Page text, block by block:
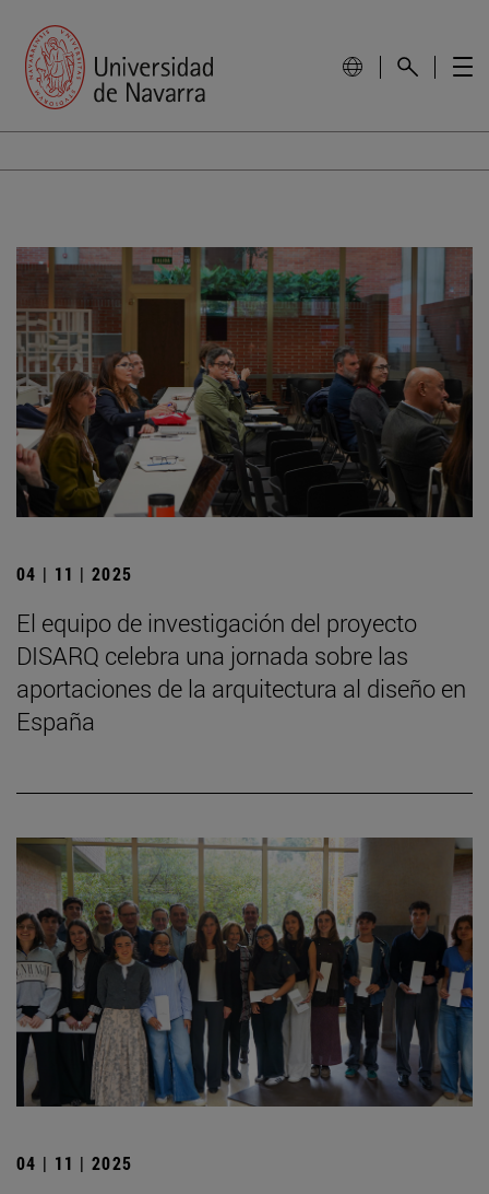
04 | 11 | 2025
El equipo de investigación del proyecto
DISARQ celebra una jornada sobre las
aportaciones de la arquitectura al diseño en
España
04 | 11 | 2025